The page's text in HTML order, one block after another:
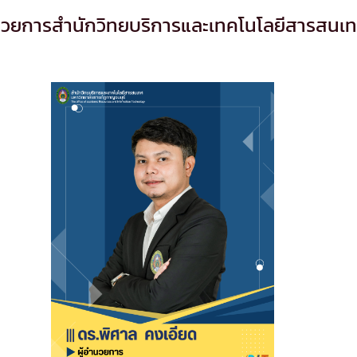
ยการสำนักวิทยบริการและเทคโนโลยีสารสนเ